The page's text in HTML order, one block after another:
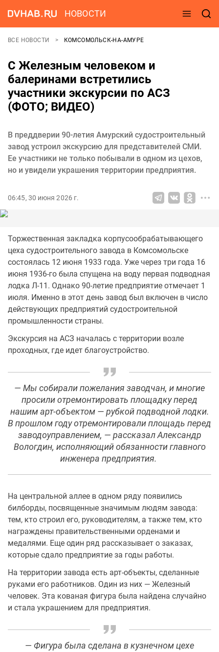
НОВОСТИ
ВСЕ НОВОСТИ КОМСОМОЛЬСК-НА-АМУРЕ
С Железным человеком и
балеринами встретились
участники экскурсии по АСЗ
(ФОТО; ВИДЕО)
В преддверии 90-летия Амурский судостроительный
завод устроил экскурсию для представителей СМИ.
Ее участники не только побывали в одном из цехов,
но и увидели украшения территории предприятия.
06:45, 30 июня 2026 г.
Торжественная закладка корпусообрабатывающего
цеха судостроительного завода в Комсомольске
состоялась 12 июня 1933 года. Уже через три года 16
июня 1936-го была спущена на воду первая подводная
лодка Л-11. Однако 90-летие предприятие отмечает 1
июля. Именно в этот день завод был включен в число
действующих предприятий судостроительной
промышленности страны.
Экскурсия на АСЗ началась с территории возле
проходных, где идет благоустройство.
— Мы собирали пожелания заводчан, и многие
просили отремонтировать площадку перед
нашим арт-объектом — рубкой подводной лодки.
В прошлом году отремонтировали площадь перед
заводоуправлением, — рассказал Александр
Вологдин, исполняющий обязанности главного
инженера предприятия.
На центральной аллее в одном ряду появились
билборды, посвященные значимым людям завода:
тем, кто строил его, руководителям, а также тем, кто
награждены правительственными орденами и
медалями. Еще один ряд рассказывает о заказах,
которые сдало предприятие за годы работы.
На территории завода есть арт-объекты, сделанные
руками его работников. Один из них — Железный
человек. Эта кованая фигура была найдена случайно
и стала украшением для предприятия.
— Фигура была сделана в кузнечном цехе